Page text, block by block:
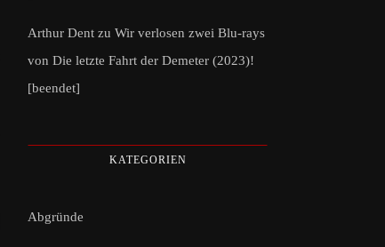
Arthur Dent zu Wir verlosen zwei Blu-rays
von Die letzte Fahrt der Demeter (2023)!
[beendet]
KATEGORIEN
Abgründe